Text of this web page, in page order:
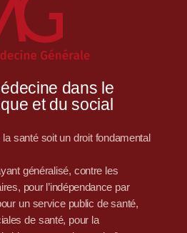
dans le
et du social
santé soit un droit fondamental
généralisé, contre les
pour l’indépendance par
un service public de santé,
de santé, pour la